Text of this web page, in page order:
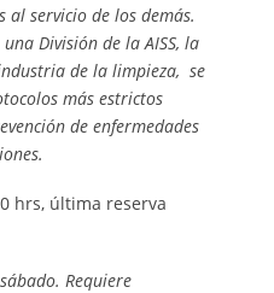
al servicio de los demás.
División de la AISS, la
de la limpieza, se
más estrictos
de enfermedades
hrs, última reserva
Requiere